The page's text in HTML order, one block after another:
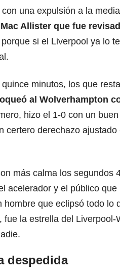
una expulsión a la
Allister que fue
si el Liverpool ya lo
minutos, los que
al Wolverhampton
hizo el 1-0 con un
certero derechazo
más calma los segundos
acelerador y el público que
que eclipsó todo lo
fue la estrella del Liverpool-
despedida